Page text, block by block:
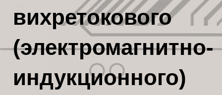
вихретокового
(электромагнитно-
индукционного)